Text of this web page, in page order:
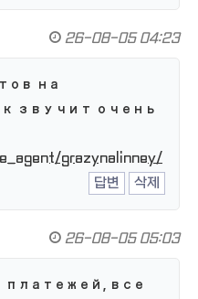
26-08-05 04:23
на
звучит очень
grazynalinney/
답변
삭제
26-08-05 05:03
все